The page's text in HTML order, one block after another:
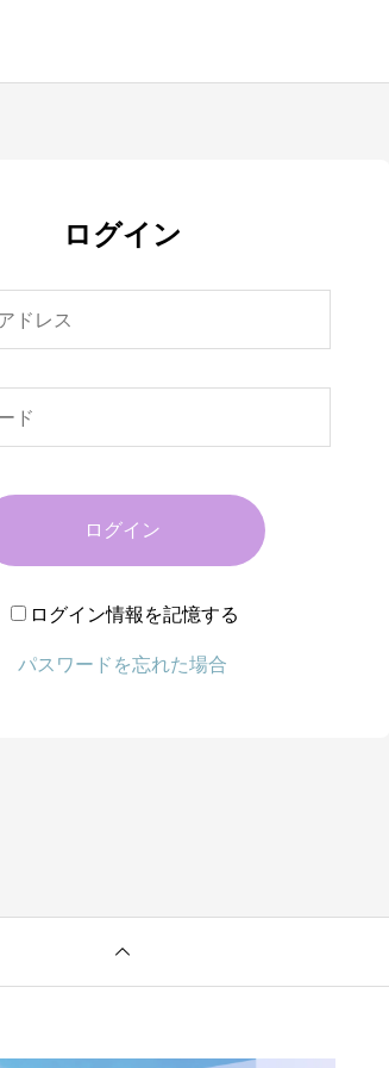
ログイン
ログイン
ログイン情報を記憶する
パスワードを忘れた場合